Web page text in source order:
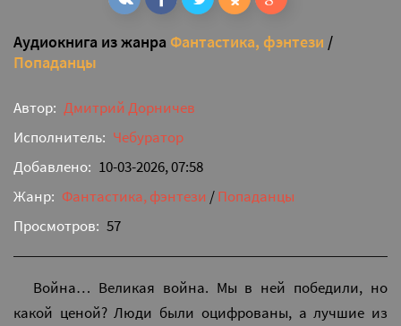
Аудиокнига из жанра Фантастика, фэнтези /
Попаданцы
Автор: Дмитрий Дорничев
Исполнитель: Чебуратор
Добавлено: 10-03-2026, 07:58
Жанр: Фантастика, фэнтези /Попаданцы
Просмотров: 57
Война… Великая война. Мы в ней победили, но
какой ценой? Люди были оцифрованы, а лучшие из